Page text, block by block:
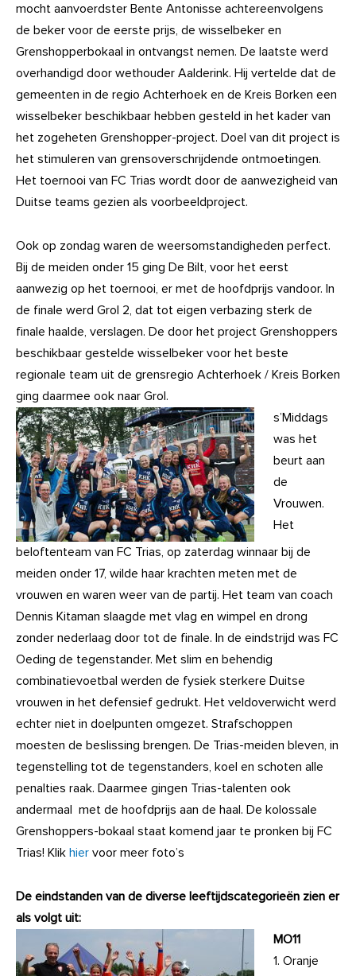
mocht aanvoerdster Bente Antonisse achtereenvolgens
de beker voor de eerste prijs, de wisselbeker en
Grenshopperbokaal in ontvangst nemen. De laatste werd
overhandigd door wethouder Aalderink. Hij vertelde dat de
gemeenten in de regio Achterhoek en de Kreis Borken een
wisselbeker beschikbaar hebben gesteld in het kader van
het zogeheten Grenshopper-project. Doel van dit project is
het stimuleren van grensoverschrijdende ontmoetingen.
Het toernooi van FC Trias wordt door de aanwezigheid van
Duitse teams gezien als voorbeeldproject.
Ook op zondag waren de weersomstandigheden perfect.
Bij de meiden onder 15 ging De Bilt, voor het eerst
aanwezig op het toernooi, er met de hoofdprijs vandoor. In
de finale werd Grol 2, dat tot eigen verbazing sterk de
finale haalde, verslagen. De door het project Grenshoppers
beschikbaar gestelde wisselbeker voor het beste
regionale team uit de grensregio Achterhoek / Kreis Borken
ging daarmee ook naar Grol.
s’Middags
was het
beurt aan
de
Vrouwen.
Het
beloftenteam van FC Trias, op zaterdag winnaar bij de
meiden onder 17, wilde haar krachten meten met de
vrouwen en waren weer van de partij. Het team van coach
Dennis Kitaman slaagde met vlag en wimpel en drong
zonder nederlaag door tot de finale. In de eindstrijd was FC
Oeding de tegenstander. Met slim en behendig
combinatievoetbal werden de fysiek sterkere Duitse
vrouwen in het defensief gedrukt. Het veldoverwicht werd
echter niet in doelpunten omgezet. Strafschoppen
moesten de beslissing brengen. De Trias-meiden bleven, in
tegenstelling tot de tegenstanders, koel en schoten alle
penalties raak. Daarmee gingen Trias-talenten ook
andermaal met de hoofdprijs aan de haal. De kolossale
Grenshoppers-bokaal staat komend jaar te pronken bij FC
Trias! Klik hier voor meer foto’s
De eindstanden van de diverse leeftijdscategorieën zien er
als volgt uit:
MO11
1. Oranje